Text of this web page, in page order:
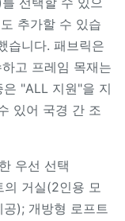
추가할 수 있습
습니다. 패브릭은
고 프레임 목재는
"ALL 지원"을 지
있어 국경 간 조
우선 선택
의 거실(2인용 모
); 개방형 로프트